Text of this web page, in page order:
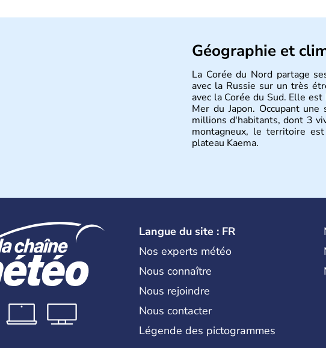
Géographie et
La Corée du Nord partage
avec la Russie sur un très
avec la Corée du Sud. Elle
Mer du Japon. Occupant
millions d'habitants, dont 3
montagneux, le territoire
plateau Kaema.
Langue du site : FR
Nos experts météo
Nous connaître
Nous rejoindre
Nous contacter
Légende des pictogrammes